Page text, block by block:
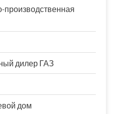
производственная
дилер ГАЗ
дом